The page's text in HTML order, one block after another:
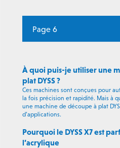
Page 6
À quoi puis-je utiliser une
plat DYSS ?
Ces machines sont conçues pour
la fois précision et rapidité. Mais à
une machine de découpe à plat
d’applications.
Pourquoi le DYSS X7 est
l’acrylique